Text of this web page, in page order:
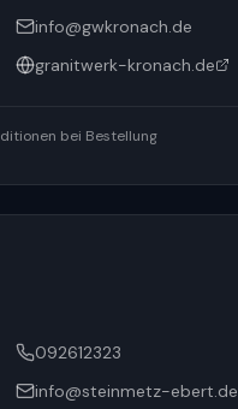
info@gwkronach.de
granitwerk-kronach.de
bei Bestellung
092612323
info@steinmetz-ebert.de